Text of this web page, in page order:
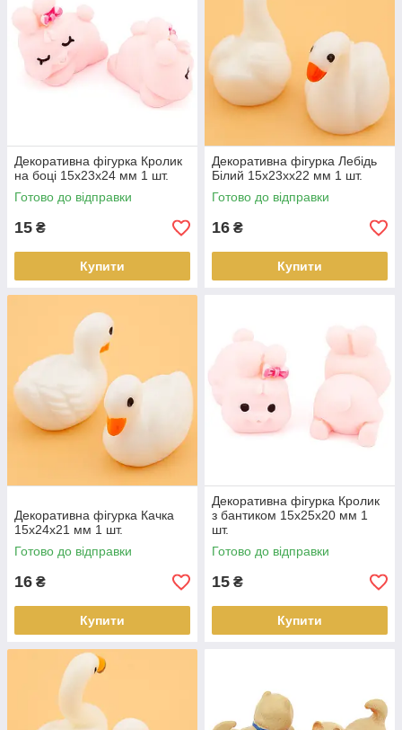
Декоративна фігурка Кролик
на боці 15х23х24 мм 1 шт.
Готово до відправки
15 ₴
Купити
Декоративна фігурка Лебідь
Білий 15х23хх22 мм 1 шт.
Готово до відправки
16 ₴
Купити
Декоративна фігурка Качка
15х24х21 мм 1 шт.
Готово до відправки
16 ₴
Купити
Декоративна фігурка Кролик
з бантиком 15х25х20 мм 1
шт.
Готово до відправки
15 ₴
Купити